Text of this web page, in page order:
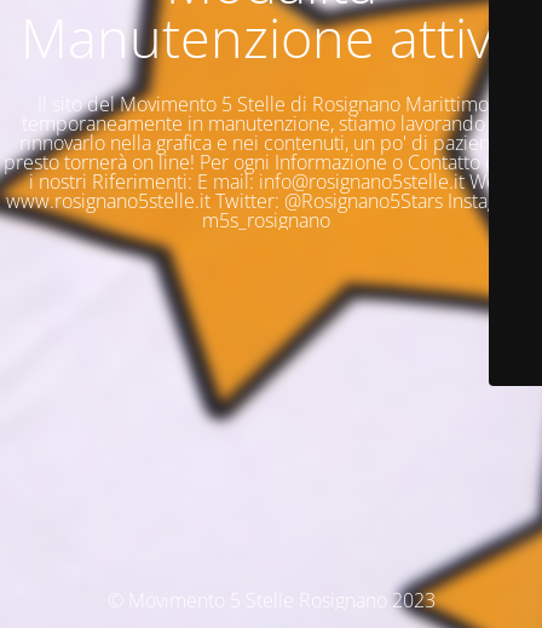
Manutenzione attiva
Il sito del Movimento 5 Stelle di Rosignano Marittimo è
temporaneamente in manutenzione, stiamo lavorando per
rinnovarlo nella grafica e nei contenuti, un po' di pazienza e
presto tornerà on line! Per ogni Informazione o Contatto questi
i nostri Riferimenti: E mail: info@rosignano5stelle.it Web:
www.rosignano5stelle.it Twitter: @Rosignano5Stars Instagram:
m5s_rosignano
© Movimento 5 Stelle Rosignano 2023